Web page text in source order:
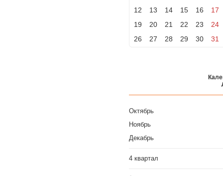
12
13 14 15 16
17
19
20 21 22 23
24
26
27 28 29 30 31
Октябрь
Ноябрь
Декабрь
4 квартал